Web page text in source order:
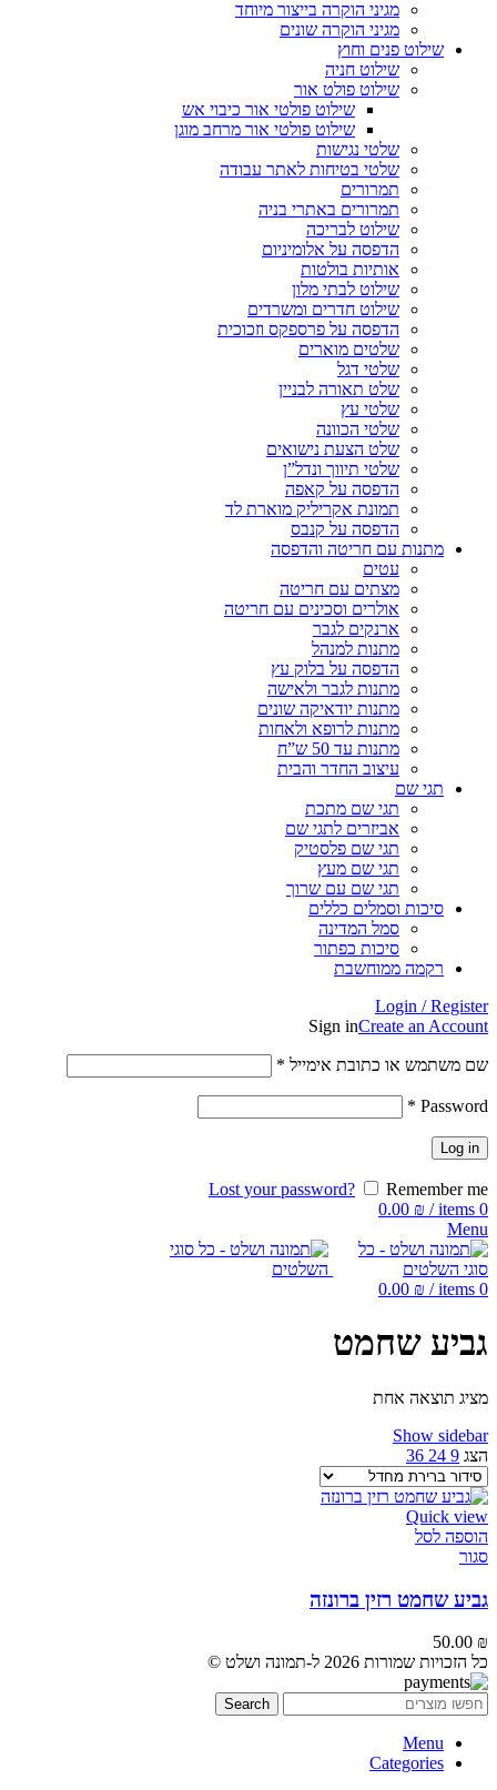
מגיני הוקרה בייצור מיוחד
מגיני הוקרה שונים
שילוט פנים וחוץ
שילוט חניה
שילוט פולט אור
שילוט פולטי אור כיבוי אש
שילוט פולטי אור מרחב מוגן
שלטי נגישות
שלטי בטיחות לאתר עבודה
תמרורים
תמרורים באתרי בניה
שילוט לבריכה
הדפסה על אלומיניום
אותיות בולטות
שילוט לבתי מלון
שילוט חדרים ומשרדים
הדפסה על פרספקס וזכוכית
שלטים מוארים
שלטי דגל
שלט תאורה לבניין
שלטי עץ
שלטי הכוונה
שלט הצעת נישואים
שלטי תיווך ונדל”ן
הדפסה על קאפה
תמונת אקריליק מוארת לד
הדפסה על קנבס
מתנות עם חריטה והדפסה
עטים
מצתים עם חריטה
אולרים וסכינים עם חריטה
ארנקים לגבר
מתנות למנהל
הדפסה על בלוק עץ
מתנות לגבר ולאישה
מתנות יודאיקה שונים
מתנות לרופא ולאחות
מתנות עד 50 ש”ח
עיצוב החדר והבית
תגי שם
תגי שם מתכת
אביזרים לתגי שם
תגי שם פלסטיק
תגי שם מעץ
תגי שם עם שרוך
סיכות וסמלים כללים
סמל המדינה
סיכות כפתור
רקמה ממוחשבת
Login / Register
Sign inCreate an Account
שם משתמש או כתובת אימייל *
Password
*
Log in
Lost your password?
Remember me
0
items
/
0.00 ₪
Menu
0
items
/
0.00 ₪
גביע שחמט
מציג תוצאה אחת
Show sidebar
הצג 9
24
36
Quick view
הוספה לסל
סגור
גביע שחמט רזין ברונזה
50.00 ₪
כל הזכויות שמורות 2026 ל-תמונה ושלט ©
Search
Menu
Categories